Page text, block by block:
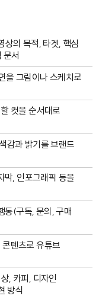
상의 목적, 타겟, 핵심
문서
을 그림이나 스케치로
컷을 순서대로
감과 밝기를 브랜드
막, 인포그래픽 등을
동(구독, 문의, 구매
콘텐츠로 유튜브
, 카피, 디자인
방식